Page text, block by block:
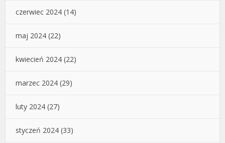
czerwiec 2024 (14)
maj 2024 (22)
kwiecień 2024 (22)
marzec 2024 (29)
luty 2024 (27)
styczeń 2024 (33)